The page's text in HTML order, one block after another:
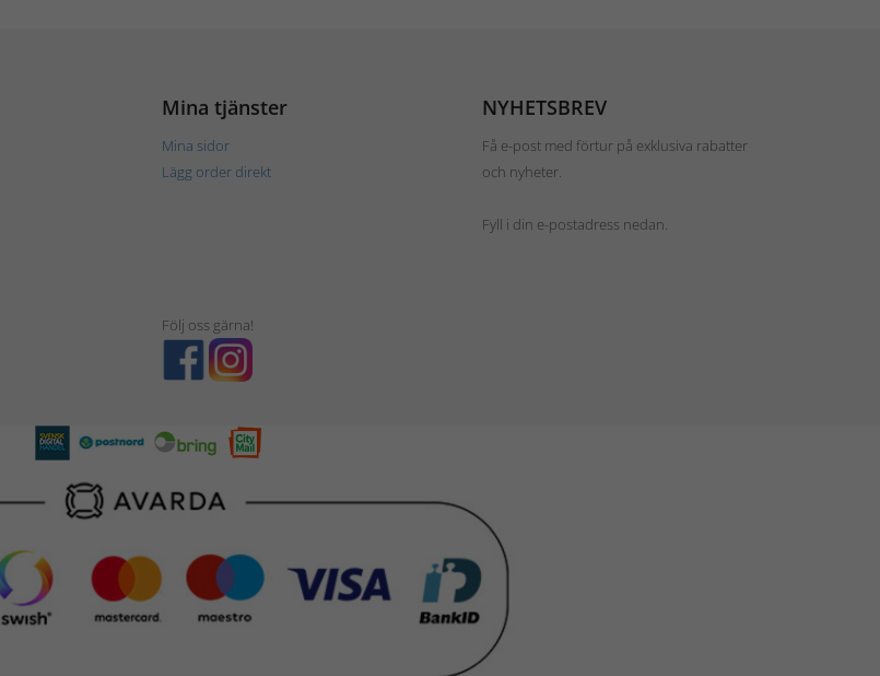
Mina tjänster
Mina sidor
Lägg order direkt
NYHETSBREV
Få e-post med förtur på exklusiva rabatter
och nyheter.
Fyll i din e-postadress nedan.
Följ oss gärna!